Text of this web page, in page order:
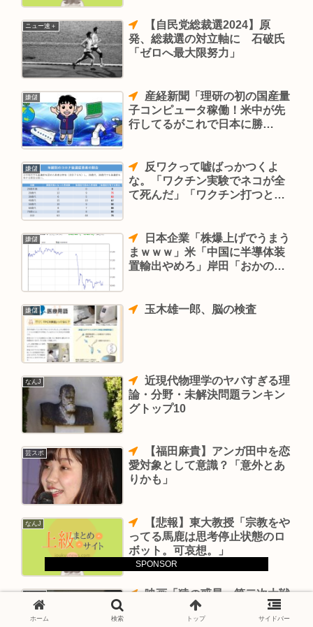
SPONSOR
ニュー速＋
発、総裁選の対立軸に 石破氏
「ゼロへ最大限努力」
嫌儲
子コンピュータ稼働！米中が先
行してるがこれで日本に勝
嫌儲
な。「ワクチン実験でネコが全
て死んだ」「ワクチン打つと不
嫌儲
まｗｗｗ」米「中国に半導体装
置輸出やめろ」岸田「おかのし
嫌儲 玉木雄一郎、脳の検査
なんJ
近現代物理学のヤバすぎる理
論・分野・未解決問題ランキン
グトップ10
芸スポ
愛対象として意識？「意外とあ
りかも」
なんJ
ってる馬鹿は思考停止状態のロ
ボット。可哀想。」
映画「猿の惑星」第二次大戦
の日本兵を猿に見立てた差別的
反日映画だった 「ティファニ
ホーム 検索 トップ サイドバー